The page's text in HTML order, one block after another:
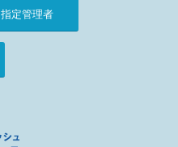
指定管理者